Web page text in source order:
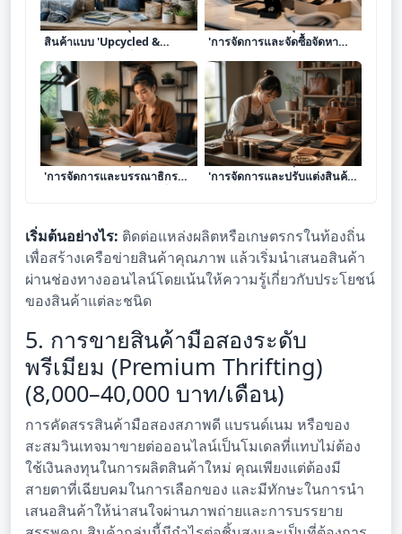
เจาะลึก 8 โมเดลธุรกิจขาย
สินค้าแบบ 'Upcycled &
Sustainable' เปลี่ยนของเหลือ
ใช้ให้เป็นกำไรหลักแสน
เจาะลึก 8 โมเดลธุรกิจบริการ
'การจัดการและจัดซื้อจัดหา
แบบเฉพาะตัว (Personal
Sourcing)' เปลี่ยนทักษะการ
ค้นหาให้เป็นรายได้ระดับ
พรีเมียม
เจาะลึก 8 โมเดลธุรกิจบริการ
'การจัดการและบรรณาธิกร
รายได้ระดับมืออาชีพ
เจาะลึก 8 โมเดลธุรกิจบริการ
'การจัดการและปรับแต่งสินค้า
เปลี่ยนงานฝีมือให้เป็นรายได้
พรีเมียม
เริ่มต้นอย่างไร: ติดต่อแหล่งผลิตหรือเกษตรกรในท้องถิ่น
เพื่อสร้างเครือข่ายสินค้าคุณภาพ แล้วเริ่มนำเสนอสินค้า
ผ่านช่องทางออนไลน์โดยเน้นให้ความรู้เกี่ยวกับประโยชน์
ของสินค้าแต่ละชนิด
5. การขายสินค้ามือสองระดับ
พรีเมียม (Premium Thrifting)
(8,000–40,000 บาท/เดือน)
การคัดสรรสินค้ามือสองสภาพดี แบรนด์เนม หรือของ
สะสมวินเทจมาขายต่อออนไลน์เป็นโมเดลที่แทบไม่ต้อง
ใช้เงินลงทุนในการผลิตสินค้าใหม่ คุณเพียงแต่ต้องมี
สายตาที่เฉียบคมในการเลือกของ และมีทักษะในการนำ
เสนอสินค้าให้น่าสนใจผ่านภาพถ่ายและการบรรยาย